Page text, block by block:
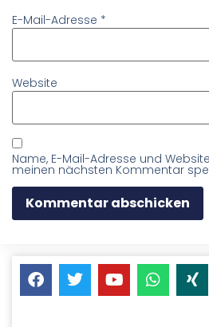
E-Mail-Adresse *
Website
Name, E-Mail-Adresse und
meinen nächsten Kommentar